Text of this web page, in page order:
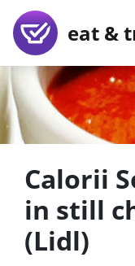
eat &
Calorii
in still
(Lidl)